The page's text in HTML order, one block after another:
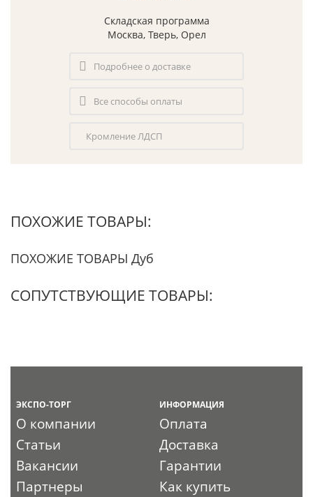
Складская программа
Москва, Тверь, Орел
Подробнее о доставке
Все способы оплаты
Кромление ЛДСП
ПОХОЖИЕ ТОВАРЫ:
ПОХОЖИЕ ТОВАРЫ Дуб
СОПУТСТВУЮЩИЕ ТОВАРЫ:
ЭКСПО-ТОРГ
О компании
Статьи
Вакансии
Партнеры
ИНФОРМАЦИЯ
Оплата
Доставка
Гарантии
Как купить